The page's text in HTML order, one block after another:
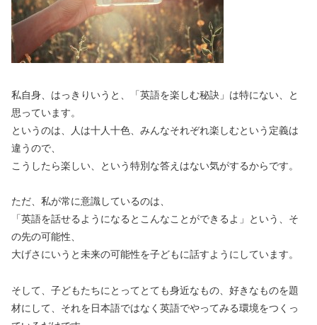
私自身、はっきりいうと、「英語を楽しむ秘訣」は特にない、と
思っています。
というのは、人は十人十色、みんなそれぞれ楽しむという定義は
違うので、
こうしたら楽しい、という特別な答えはない気がするからです。
ただ、私が常に意識しているのは、
「英語を話せるようになるとこんなことができるよ」という、そ
の先の可能性、
大げさにいうと未来の可能性を子どもに話すようにしています。
そして、子どもたちにとってとても身近なもの、好きなものを題
材にして、それを日本語ではなく英語でやってみる環境をつくっ